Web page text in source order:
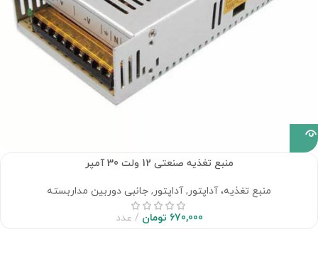
منبع تغذیه صنعتی 12 ولت 30 آمپر
منبع تغذیه، آداپتور,آداپتور,جانبی دوربین مداربسته
670,000 تومان عدد